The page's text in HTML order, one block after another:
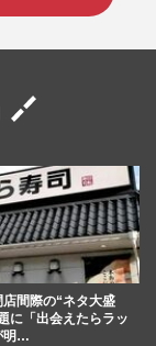
店間際の“ネタ大盛
に「出会えたらラッ
明…